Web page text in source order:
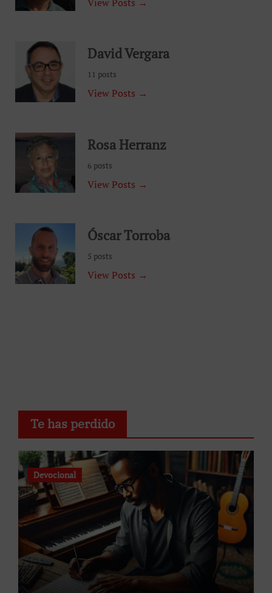
David Vergara
11 posts
View Posts →
Rosa Herranz
6 posts
View Posts →
Óscar Torroba
5 posts
View Posts →
Te has perdido
Devocional